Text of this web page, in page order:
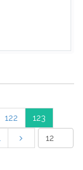
122 123